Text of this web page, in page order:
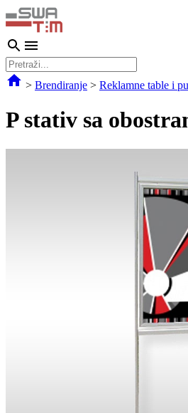
> Brendiranje > Reklamne table i
P stativ sa